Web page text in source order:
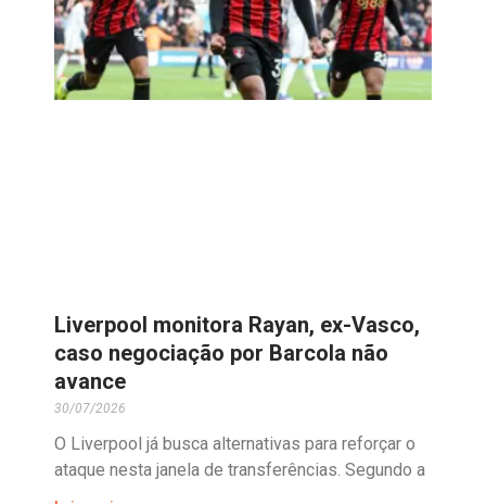
Liverpool monitora Rayan, ex-Vasco,
caso negociação por Barcola não
avance
30/07/2026
O Liverpool já busca alternativas para reforçar o
ataque nesta janela de transferências. Segundo a